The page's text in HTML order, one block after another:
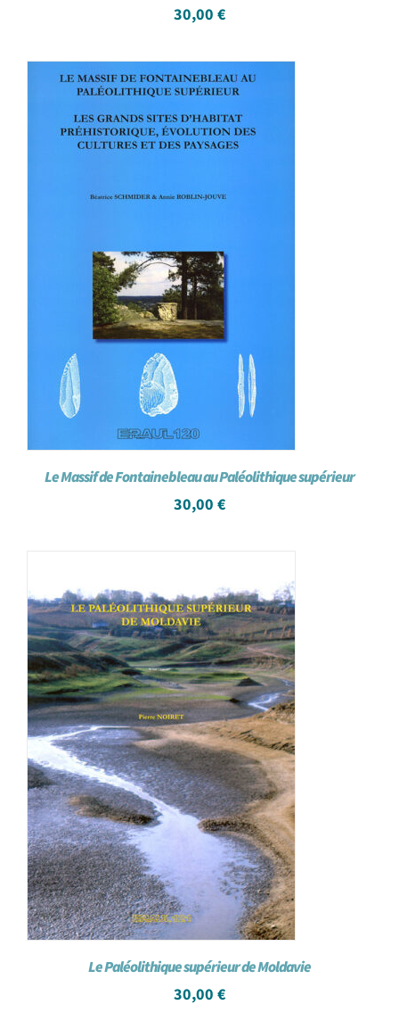
30,00 €
Le Massif de Fontainebleau au Paléolithique supérieur
30,00 €
Le Paléolithique supérieur de Moldavie
30,00 €